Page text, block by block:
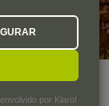
por Klaro!